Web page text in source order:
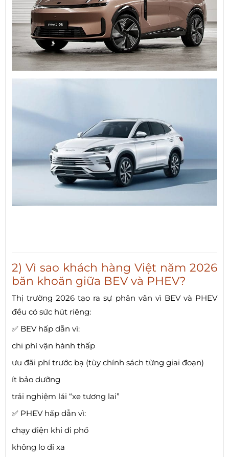
2) Vì sao khách hàng Việt năm 2026
băn khoăn giữa BEV và PHEV?
Thị trường 2026 tạo ra sự phân vân vì BEV và PHEV
đều có sức hút riêng:
✅ BEV hấp dẫn vì:
chi phí vận hành thấp
ưu đãi phí trước bạ (tùy chính sách từng giai đoạn)
ít bảo dưỡng
trải nghiệm lái “xe tương lai”
✅ PHEV hấp dẫn vì:
chạy điện khi đi phố
không lo đi xa